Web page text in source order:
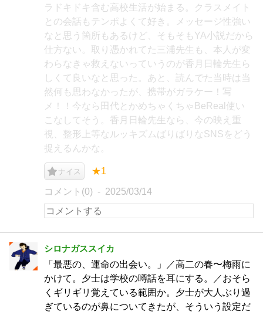
ラドキドキ含む高校生活が始まる。クラスメイト
との会話もテンポよくて好き。メッセージ性強い
なと思う箇所もあるけど、そもそもYA小説だから
仕方ない。取り憑かれてた三浦先生も、本人が変
わらなきゃ救えないっていうのが香月日輪先生ら
しくて良いなと思った。あと、読んでた当時は当
然何も思わなかったが、携帯がガラケー！写
メ！！今なら田代とかめちゃくちゃBeReal使い
こなしてそう。香月日輪先生なら、今の映え重
視、整形上等なルッキズムばりばりなSNSをどう
捉えるんかな。
ナイス ★1
コメント(0) 2025/03/14
シロナガススイカ
「最悪の、運命の出会い。」／高二の春〜梅雨に
かけて。夕士は学校の噂話を耳にする。／おそら
くギリギリ覚えている範囲か。夕士が大人ぶり過
ぎているのが鼻についてきたが、そういう設定だ